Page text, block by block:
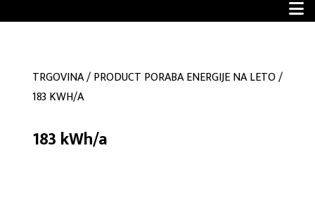
TRGOVINA/PRODUCT PORABA ENERGIJE NA LETO/
183 KWH/A
183 kWh/a